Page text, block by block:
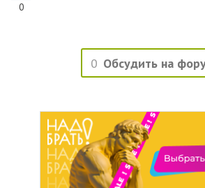
0
0 Обсудить на